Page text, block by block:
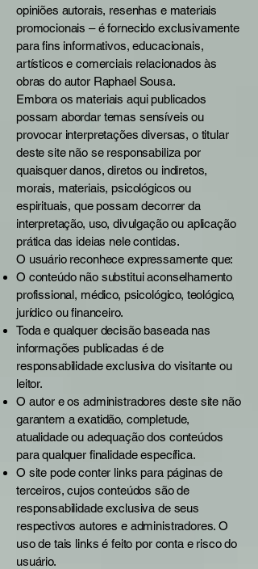
opiniões autorais, resenhas e materiais
promocionais – é fornecido exclusivamente
para fins informativos, educacionais,
artísticos e comerciais relacionados às
obras do autor Raphael Sousa.
Embora os materiais aqui publicados
possam abordar temas sensíveis ou
provocar interpretações diversas, o titular
deste site não se responsabiliza por
quaisquer danos, diretos ou indiretos,
morais, materiais, psicológicos ou
espirituais, que possam decorrer da
interpretação, uso, divulgação ou aplicação
prática das ideias nele contidas.
O usuário reconhece expressamente que:
O conteúdo não substitui aconselhamento
profissional, médico, psicológico, teológico,
jurídico ou financeiro.
Toda e qualquer decisão baseada nas
informações publicadas é de
responsabilidade exclusiva do visitante ou
leitor.
O autor e os administradores deste site não
garantem a exatidão, completude,
atualidade ou adequação dos conteúdos
para qualquer finalidade específica.
O site pode conter links para páginas de
terceiros, cujos conteúdos são de
responsabilidade exclusiva de seus
respectivos autores e administradores. O
uso de tais links é feito por conta e risco do
usuário.